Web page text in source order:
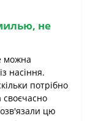
не
можна
насіння.
потрібно
своєчасно
цю